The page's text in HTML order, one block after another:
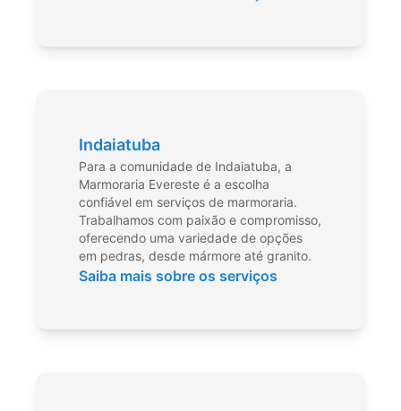
Indaiatuba
Para a comunidade de Indaiatuba, a
Marmoraria Evereste é a escolha
confiável em serviços de marmoraria.
Trabalhamos com paixão e compromisso,
oferecendo uma variedade de opções
em pedras, desde mármore até granito.
Saiba mais sobre os serviços